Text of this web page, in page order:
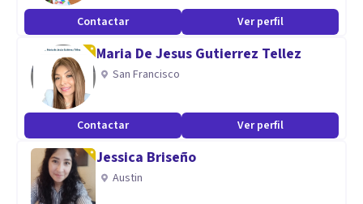
Contactar Ver perfil
Maria De Jesus Gutierrez Tellez
San Francisco
Contactar Ver perfil
Jessica Briseño
Austin